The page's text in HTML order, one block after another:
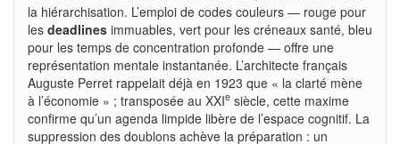
la hiérarchisation. L’emploi de codes couleurs — rouge pour
les deadlines immuables, vert pour les créneaux santé, bleu
pour les temps de concentration profonde — offre une
représentation mentale instantanée. L’architecte français
Auguste Perret rappelait déjà en 1923 que « la clarté mène
à l’économie » ; transposée au XXIe siècle, cette maxime
confirme qu’un agenda limpide libère de l’espace cognitif. La
suppression des doublons achève la préparation : un